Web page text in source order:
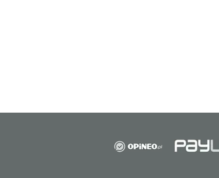
sprawia, żepłytkite będą służyły przez
Wykończenie powierzchni